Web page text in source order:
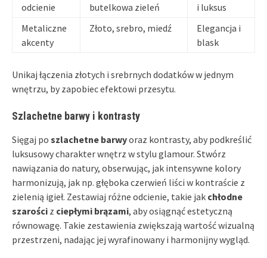
odcienie
butelkowa zieleń
i luksus
Metaliczne
akcenty
Złoto, srebro, miedź
Elegancja i
blask
Unikaj łączenia złotych i srebrnych dodatków w jednym
wnętrzu, by zapobiec efektowi przesytu.
Szlachetne barwy i kontrasty
Sięgaj po szlachetne barwyoraz kontrasty, aby podkreślić
luksusowy charakter wnętrz w stylu glamour. Stwórz
nawiązania do natury, obserwując, jak intensywne kolory
harmonizują, jak np. głęboka czerwień liści w kontraście z
zielenią igieł. Zestawiaj różne odcienie, takie jak chłodne
szarości z ciepłymi brązami, aby osiągnąć estetyczną
równowagę. Takie zestawienia zwiększają wartość wizualną
przestrzeni, nadając jej wyrafinowany i harmonijny wygląd.